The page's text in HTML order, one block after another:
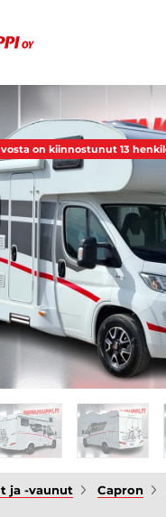
on kiinnostunut 13
ja -vaunut Capron